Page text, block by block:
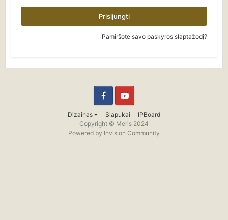
Prisijungti
Pamiršote savo paskyros slaptažodį?
Dizainas Slapukai IPBoard
FacebookYouTube
Copyright © Meris 2024
Powered by Invision Community